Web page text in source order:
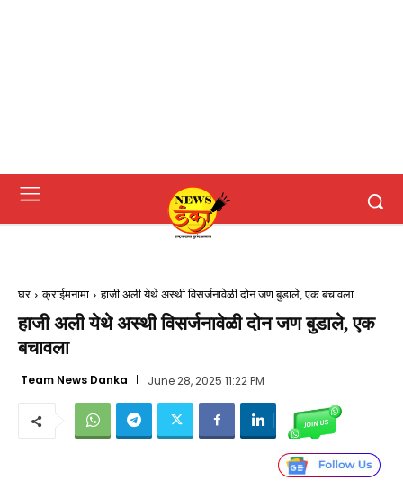
घर क्राईमनामा हाजी अली येथे अस्थी विसर्जनावेळी दोन जण बुडाले, एक बचावला
हाजी अली येथे अस्थी विसर्जनावेळी दोन जण बुडाले, एक
बचावला
Team News Danka June 28, 2025 11:22 PM